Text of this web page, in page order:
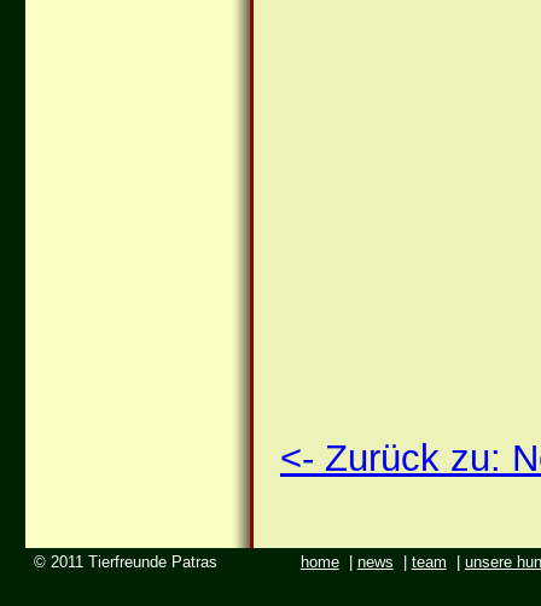
<- Zurück zu:
© 2011 Tierfreunde Patras home| news team unsere